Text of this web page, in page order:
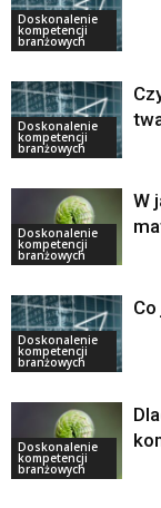
Doskonalenie
kompetencji
branżowych
Doskonalenie
kompetencji
branżowych
Doskonalenie
kompetencji
branżowych
W
Doskonalenie
kompetencji
branżowych
Doskonalenie
kompetencji
branżowych